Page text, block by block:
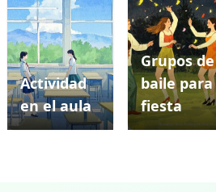
Diapositiva anterior
Actividad
en el aula
Grupos de
baile para
fiesta